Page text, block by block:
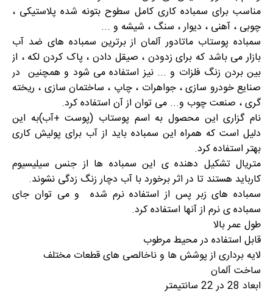
مناسب برای سمباده کاری کامل سطوح بتونه شده پلاستیکی ،
چوبی ، آهنی ، دیوار ، سنگ ، شیشه و ...
سمباده پوستاب ماتادور آلمان از برترین سمباده های ضد آب
بازار می باشد که برای زدودن ، صیقل دادن ، پاک کردن لکه ، از
بین بردن زنگ فلزات و ... نیز استفاده می شود و همچنین در
صنایع خودرو سازی ، جواهرات ، چاپ ، ساختمان سازی ، ریخته
گری ، صنعت چوب و... می توان از آن استفاده کرد.
نام گزاری این محصول به اسم پوستاب (پوست +آب)به این
دلیل است که همراه این سمباده باید از آب برای پولیش کاری
بهتر استفاده کرد.
متریال تشکیل دهنده ی این سمباده ها از جنس سیلیسیوم
کارباید هستند تا در اثر برخورد با آب دچار زنگ زدگی نشوند.
سمباده های زبر پس از استفاده نرم شده و می توان جای
سمباده ی نرم از آنها استفاده کرد.
طول عمر بالا
قابل استفاده در محیط مرطوب
لایه برداری از پوشش ها و ناخالصی های قطعات مختلف
ساخت آلمان
ابعاد 28 در 22 سانتیمتر